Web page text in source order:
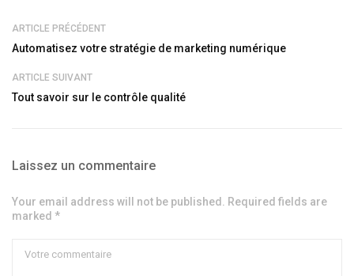
ARTICLE PRÉCÉDENT
Automatisez votre stratégie de marketing numérique
ARTICLE SUIVANT
Tout savoir sur le contrôle qualité
Laissez un commentaire
Your email address will not be published. Required fields are
marked *